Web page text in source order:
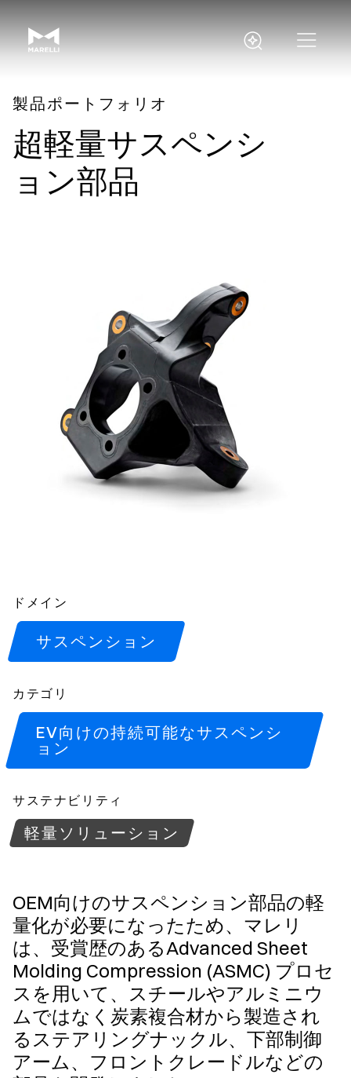
製品ポートフォリオ
超軽量サスペンシ
ョン部品
ドメイン
サスペンション
カテゴリ
EV向けの持続可能なサスペンシ
ョン
サステナビリティ
軽量ソリューション
OEM向けのサスペンション部品の軽
量化が必要になったため、マレリ
は、受賞歴のあるAdvanced Sheet
Molding Compression (ASMC) プロセ
スを用いて、スチールやアルミニウ
ムではなく炭素複合材から製造され
るステアリングナックル、下部制御
アーム、フロントクレードルなどの